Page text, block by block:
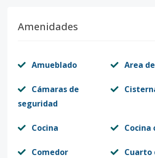
Amenidades
Amueblado Area
Cámaras de
seguridad
Cocina Cocina
Comedor Cuarto